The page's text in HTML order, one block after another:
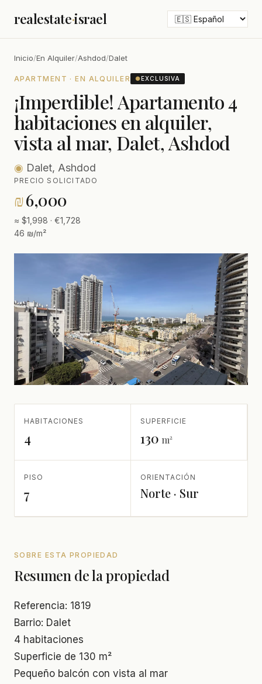
realestate·israel
Inicio/En Alquiler/Ashdod/Dalet
APARTMENT · EN ALQUILER ●EXCLUSIVA
¡Imperdible! Apartamento 4
habitaciones en alquiler,
vista al mar, Dalet, Ashdod
◉ Dalet, Ashdod
PRECIO SOLICITADO
₪6,000
≈ $1,998 · €1,728
46 ₪/m²
HABITACIONES
4
SUPERFICIE
130 m²
PISO
7
ORIENTACIÓN
Norte · Sur
SOBRE ESTA PROPIEDAD
Resumen de la propiedad
Referencia: 1819
Barrio: Dalet
4 habitaciones
Superficie de 130 m²
Pequeño balcón con vista al mar